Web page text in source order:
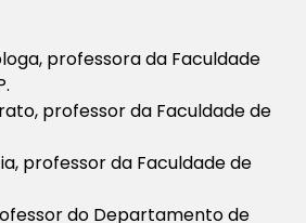
professora da Faculdade
professor da Faculdade de
professor da Faculdade de
do Departamento de